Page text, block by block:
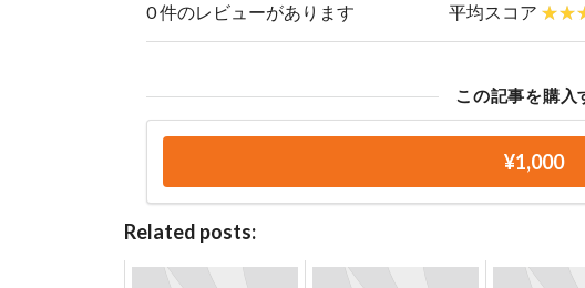
0 件のレビューがあります 平均スコア
この記事を購入
¥1,000
Related posts: